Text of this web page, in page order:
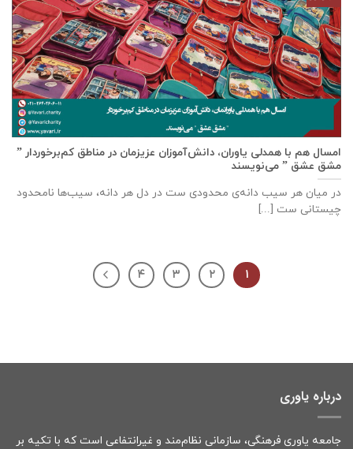
امسال هم با همدلی یاوران، دانش‌آموزان عزیزمان در مناطق کم‌برخوردار ”
مشق عشق ” می‌نویسند
در میان هر سیب دانه‌ی محدودی ست در دل هر دانه، سیب‌ها نامحدود
چیستانی ست [...]
۱ ۲ ۳ ۴
درباره یاوری
جامعه یاوری فرهنگی، سازمانی نظام‌مند و غیرانتفاعی است که با تکیه بر